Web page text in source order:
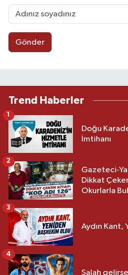
Gönder
Trend Haberler
Doğu
İmtihanı
Gazeteci-
Dikkat
Okurlarla
2
3
Salah
4